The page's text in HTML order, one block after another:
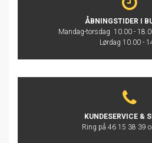
ÅBNINGSTIDER I
Mandag-torsdag 10.00 -
Lørdag 10.00 -
KUNDESERVICE &
Ring på 46 15 38 39